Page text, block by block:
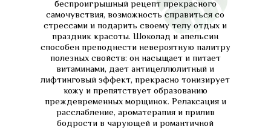
беспроигрышный рецепт прекрасного
самочувствия, возможность справиться со
стрессами и подарить своему телу отдых и
праздник красоты. Шоколад и апельсин
способен преподнести невероятную палитру
полезных свойств: он насыщает и питает
витаминами, дает антицеллюлитный и
лифтинговый эффект, прекрасно тонизирует
кожу и препятствует образованию
преждевременных морщинок. Релаксация и
расслабление, ароматерапия и прилив
бодрости в чарующей и романтичной